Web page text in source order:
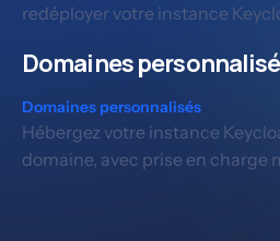
redéployer votre instance
Domaines
Domaines personnalisés
Hébergez votre instance
domaine, avec prise en charge